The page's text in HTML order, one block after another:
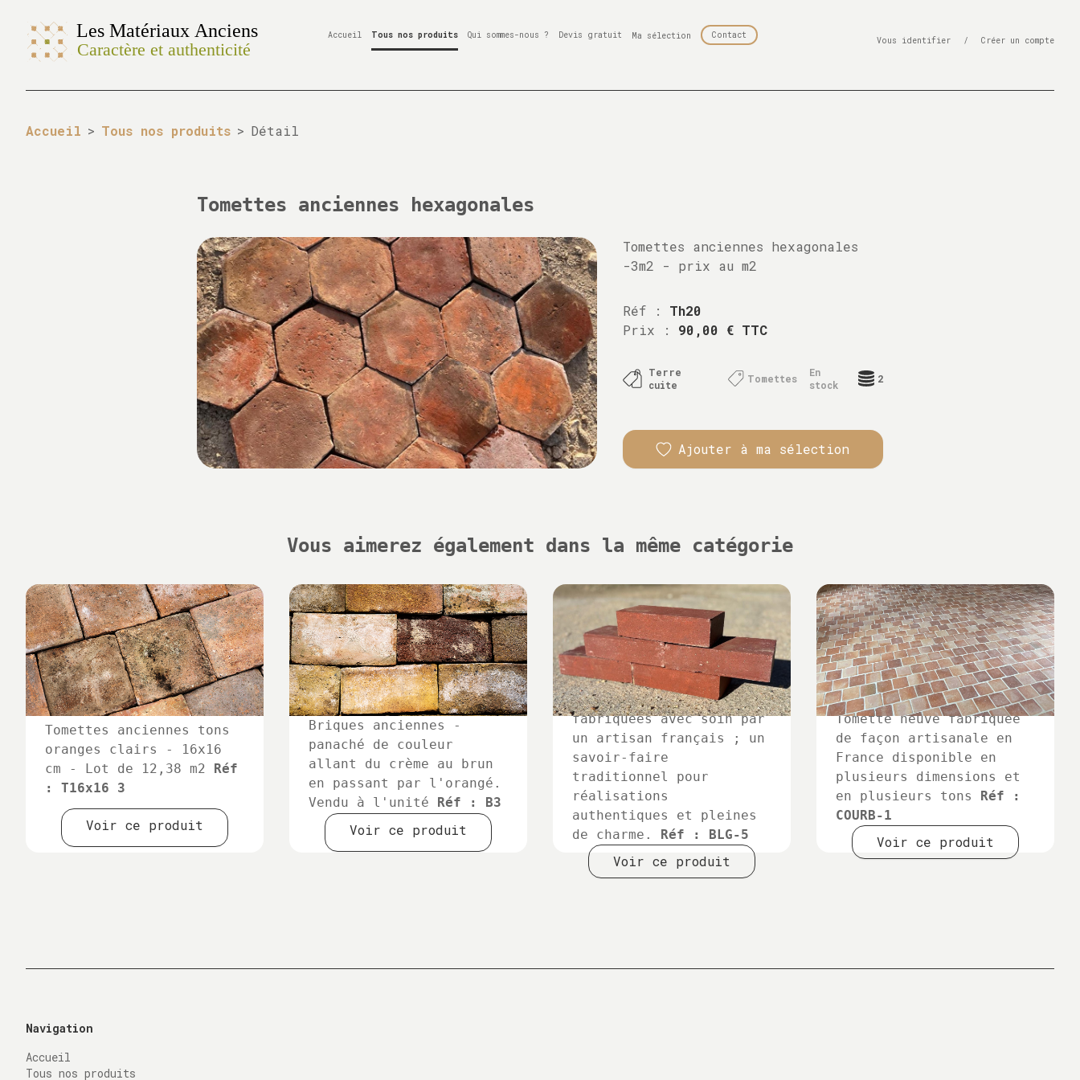
Accueil Tous nos produits Qui sommes-nous ? Devis gratuit Ma sélection Contact Vous identifier / Créer un compte
Accueil > Tous nos produits > Détail
Tomettes anciennes hexagonales
Tomettes anciennes hexagonales
-3m2 - prix au m2
Réf : Th20
Prix : 90,00 € TTC
Terre
cuite
Tomettes
En
stock
2
Ajouter à ma sélection
Vous aimerez également dans la même catégorie
Tomettes anciennes tons
oranges clairs - 16x16
cm - Lot de 12,38 m2
Réf
: T16x16 3
Voir ce produit
Briques anciennes -
panaché de couleur
allant du crème au brun
en passant par l'orangé.
Vendu à l'unité
Réf : B3
Voir ce produit
Briques de réédition
fabriquées avec soin par
un artisan français ; un
savoir-faire
traditionnel pour
réalisations
authentiques et pleines
de charme. Réf : BLG-5
Voir ce produit
Tomette neuve fabriquée
de façon artisanale en
France disponible en
plusieurs dimensions et
en plusieurs tons Réf :
COURB-1
Voir ce produit
Navigation
Accueil
Tous nos produits